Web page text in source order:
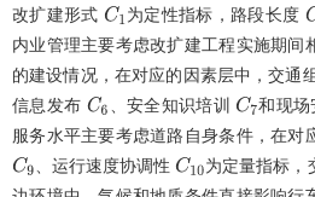
改扩建形式 C1为定性指标，路段长度
内业管理主要考虑改扩建工程实施期间
的建设情况，在对应的因素层中，交通
信息发布 C6、安全知识培训 C7和现场
服务水平主要考虑道路自身条件，在对
C9、运行速度协调性 C10为定量指标，